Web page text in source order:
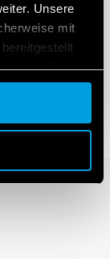
Unsere
mit
der Dienste